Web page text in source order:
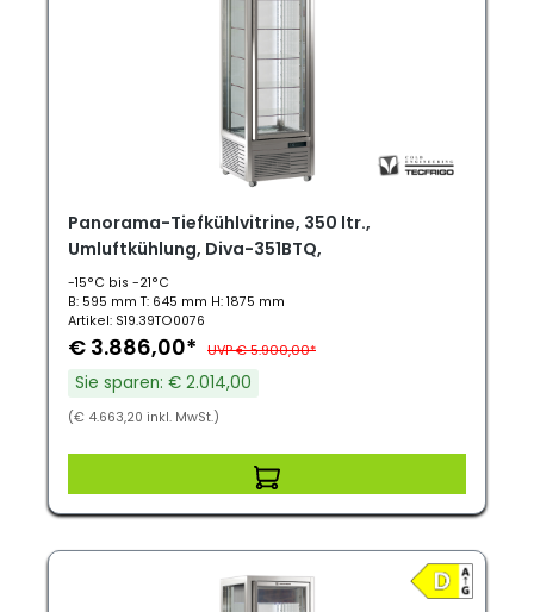
Panorama-Tiefkühlvitrine, 350 ltr.,
Umluftkühlung, Diva-351BTQ,
-15°C bis -21°C
B: 595 mm T: 645 mm H: 1875 mm
Artikel: S19.39TO0076
€ 3.886,00* UVP € 5.900,00*
Sie sparen: € 2.014,00
(€ 4.663,20 inkl. MwSt.)